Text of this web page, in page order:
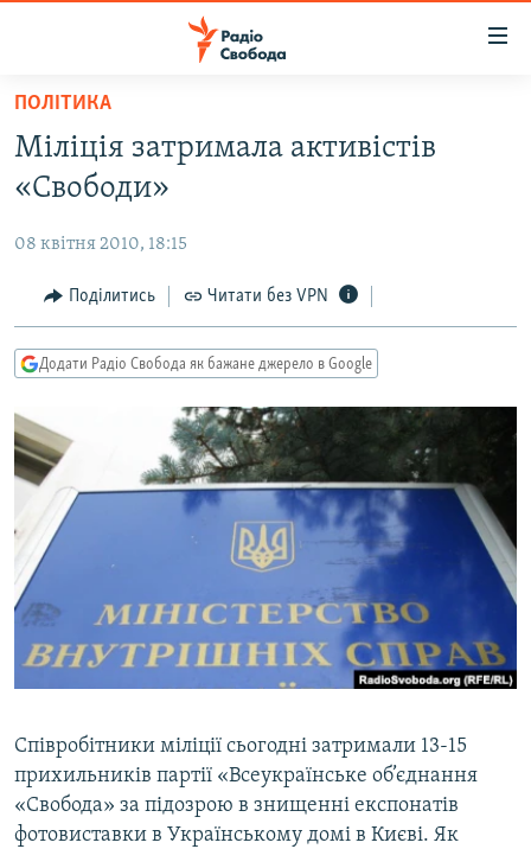
Перейти
основного
матеріалу
до
навігації
Перейти
до
ВСЕ ЗА ДОБУ
ПОЛІТИКА
ЕКОНОМІКА
КУЛЬТУРА
СПОРТ
УКРАЇНА
СВІТ
ВІЙНА
РОСІЙСЬКА «ФІЛЬТРАЦІЯ»
КРИМ.РЕАЛІЇ
ТИ ЯК?
СХЕМИ
КИТАЙ.ВИКЛИКИ
МУЛЬТИМЕДІА
ФОТО
СПЕЦПРОЄКТИ
КРИМ РЕАЛІЇ
РУС
УКР
ПОЛІТИКА
Міліція затримала активістів
«Свободи»
08 квітня 2010, 18:15
Поділитись Читати без VPN
Додати Радіо Свобода як бажане джерело в Google
Співробітники міліції сьогодні затримали 13-15
прихильників партії «Всеукраїнське об’єднання
«Свобода» за підозрою в знищенні експонатів
фотовиставки в Українському домі в Києві. Як